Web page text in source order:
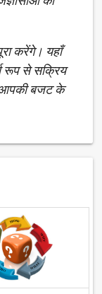
करेंगे। यहाँ
रूप से सक्रिय
आपकी बजट के